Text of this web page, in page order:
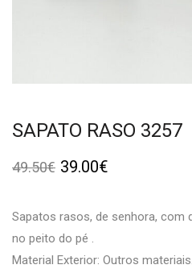
SAPATO RASO 3257
49.50€ 39.00€
Sapatos rasos, de senhora, com
no peito do pé .
Material Exterior: Outros